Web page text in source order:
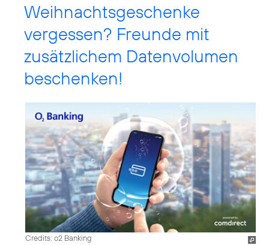
Weihnachtsgeschenke
vergessen? Freunde mit
zusätzlichem Datenvolumen
beschenken!
Credits: o2 Banking